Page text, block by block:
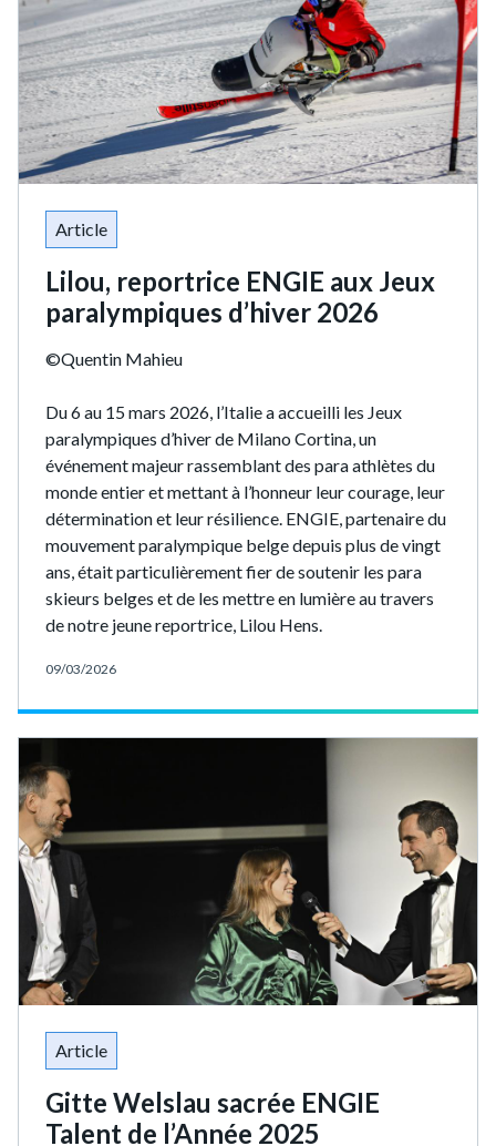
Article
Lilou, reportrice ENGIE aux Jeux
paralympiques d’hiver 2026
©Quentin Mahieu
Du 6 au 15 mars 2026, l’Italie a accueilli les Jeux
paralympiques d’hiver de Milano Cortina, un
événement majeur rassemblant des para athlètes du
monde entier et mettant à l’honneur leur courage, leur
détermination et leur résilience. ENGIE, partenaire du
mouvement paralympique belge depuis plus de vingt
ans, était particulièrement fier de soutenir les para
skieurs belges et de les mettre en lumière au travers
de notre jeune reportrice, Lilou Hens.
09/03/2026
Article
Gitte Welslau sacrée ENGIE
Talent de l’Année 2025